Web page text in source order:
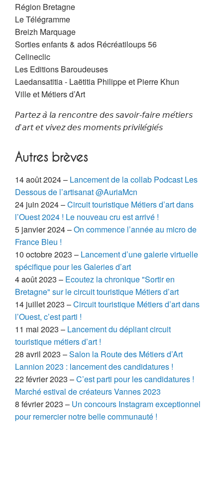
Région Bretagne
Le Télégramme
Breizh Marquage
Sorties enfants & ados Récréatiloups 56
Celineclic
Les Editions Baroudeuses
Laedansatitia - Laëtitia Philippe et Pierre Khun
Ville et Métiers d’Art
𝘗𝘢𝘳𝘵𝘦𝘻 𝘢̀ 𝘭𝘢 𝘳𝘦𝘯𝘤𝘰𝘯𝘵𝘳𝘦 𝘥𝘦𝘴 𝘴𝘢𝘷𝘰𝘪𝘳-𝘧𝘢𝘪𝘳𝘦 𝘮𝘦́𝘵𝘪𝘦𝘳𝘴
𝘥’𝘢𝘳𝘵 𝘦𝘵 𝘷𝘪𝘷𝘦𝘻 𝘥𝘦𝘴 𝘮𝘰𝘮𝘦𝘯𝘵𝘴 𝘱𝘳𝘪𝘷𝘪𝘭𝘦́𝘨𝘪𝘦́𝘴
Autres brèves
14 août 2024 – Lancement de la collab Podcast Les
Dessous de l’artisanat @AuriaMcn
24 juin 2024 –Circuit touristique Métiers d’art dans
l’Ouest 2024 ! Le nouveau cru est arrivé !
5 janvier 2024 –On commence l’année au micro de
France Bleu !
10 octobre 2023 – Lancement d’une galerie virtuelle
spécifique pour les Galeries d’art
4 août 2023 – Ecoutez la chronique "Sortir en
Bretagne" sur le circuit touristique Métiers d’art
14 juillet 2023 –Circuit touristique Métiers d’art dans
l’Ouest, c’est parti !
11 mai 2023 – Lancement du dépliant circuit
touristique métiers d’art !
28 avril 2023 –Salon la Route des Métiers d’Art
Lannion 2023 : lancement des candidatures !
22 février 2023 –C’est parti pour les candidatures !
Marché estival de créateurs Vannes 2023
8 février 2023 – Un concours Instagram exceptionnel
pour remercier notre belle communauté !